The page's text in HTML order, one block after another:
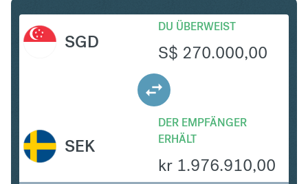
SGD
DU ÜBERWEIST
S$ 270.000,00
DER EMPFÄNGER
ERHÄLT
kr 1.976.910,00
SEK